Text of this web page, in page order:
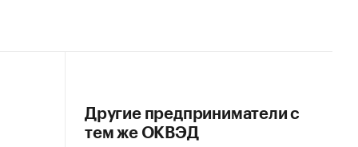
Другие предприниматели с
тем же ОКВЭД